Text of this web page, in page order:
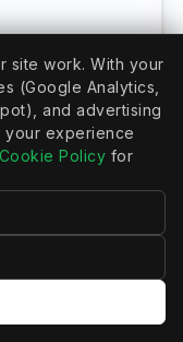
ムコネク
site work. With your
(Google Analytics,
and advertising
experience
Cookie Policy for